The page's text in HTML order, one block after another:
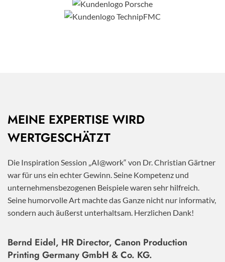
MEINE EXPERTISE WIRD
WERTGESCHÄTZT
Die Inspiration Session „AI@work“ von Dr. Christian Gärtner
war für uns ein echter Gewinn. Seine Kompetenz und
unternehmensbezogenen Beispiele waren sehr hilfreich.
Seine humorvolle Art machte das Ganze nicht nur informativ,
sondern auch äußerst unterhaltsam. Herzlichen Dank!
Bernd Eidel, HR Director, Canon Production
Printing Germany GmbH & Co. KG.